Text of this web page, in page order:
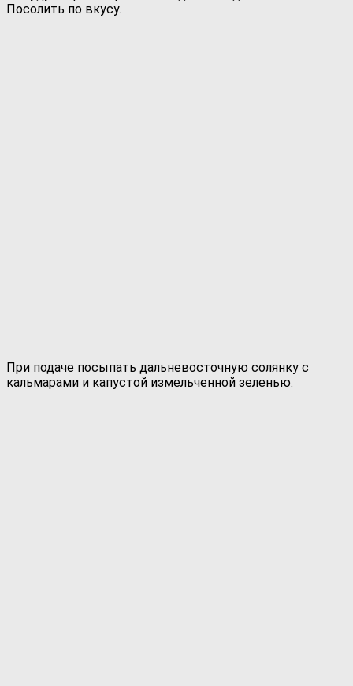
Посолить по вкусу.
При подаче посыпать дальневосточную солянку с
кальмарами и капустой измельченной зеленью.